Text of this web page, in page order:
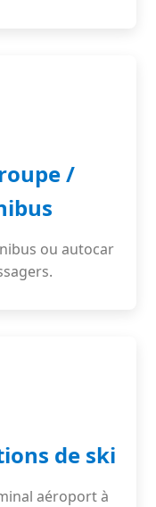
/
ou autocar
de ski
aéroport à